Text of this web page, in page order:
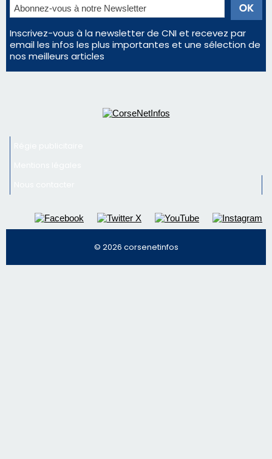
Régie publicitaire
Mentions légales
Nous contacter